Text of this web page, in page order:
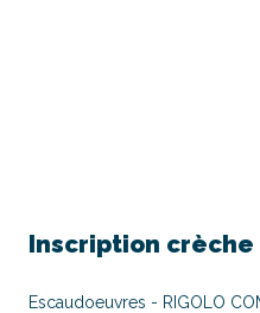
Inscription crèche
Escaudoeuvres - RIGOLO